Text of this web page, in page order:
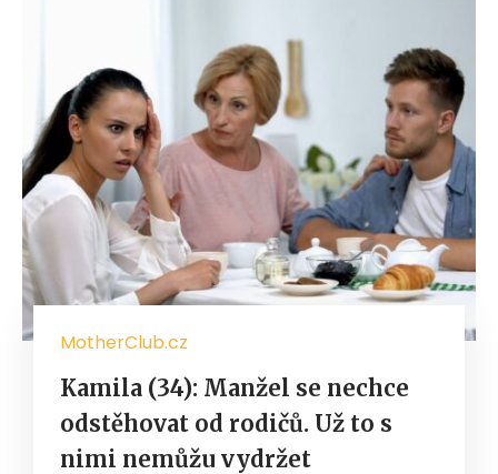
MotherClub.cz
Kamila (34): Manžel se nechce
odstěhovat od rodičů. Už to s
nimi nemůžu vydržet